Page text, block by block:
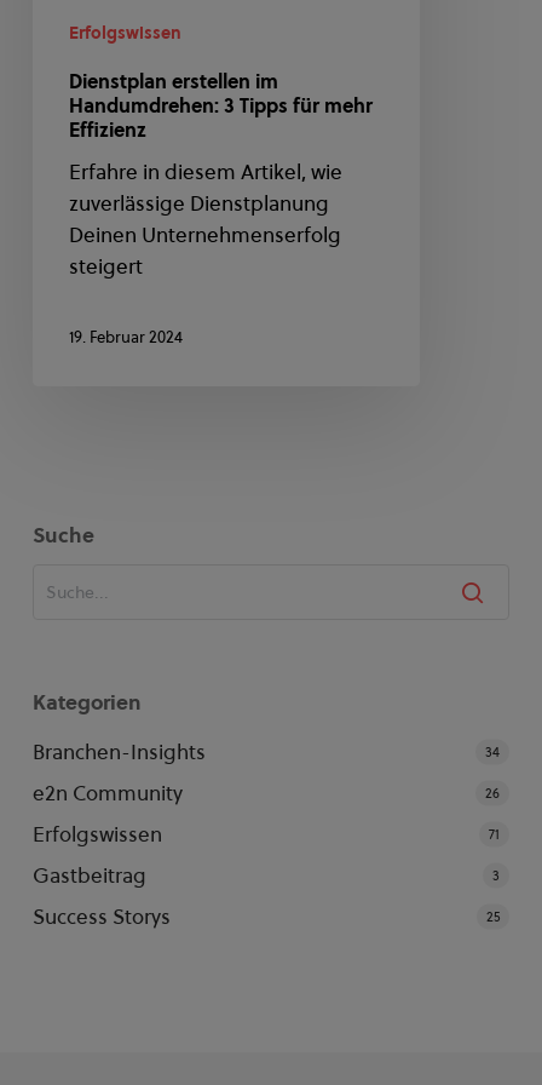
Erfolgswissen
Dienstplan erstellen im
Handumdrehen: 3 Tipps für mehr
Effizienz
Erfahre in diesem Artikel, wie
zuverlässige Dienstplanung
Deinen Unternehmenserfolg
steigert
19. Februar 2024
Suche
Kategorien
Branchen-Insights
34
e2n Community 26
Erfolgswissen 71
Gastbeitrag 3
Success Storys 25